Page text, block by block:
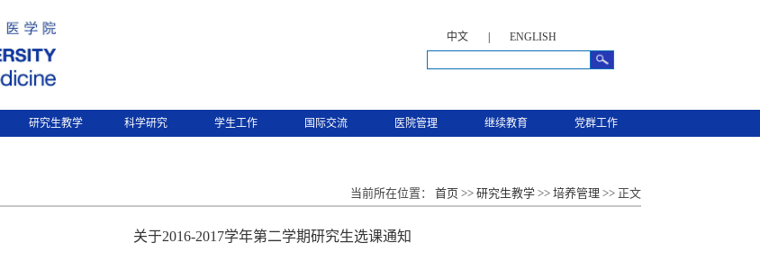
中文 ENGLISH
研究生教学 科学研究 学生工作 国际交流 医院管理 继续教育 党群工作
当前所在位置： 首页 >> 研究生教学 >> 培养管理 >> 正文
关于2016-2017学年第二学期研究生选课通知